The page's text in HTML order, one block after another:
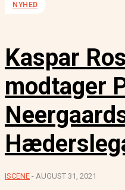
NYHED
Kaspar
modtager
ISCENE - AUGUST 31, 2021